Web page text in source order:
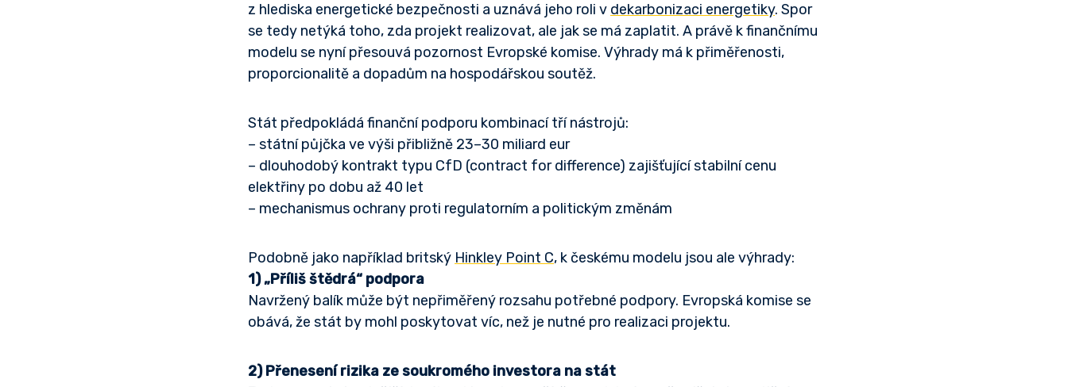
z hlediska energetické bezpečnosti a uznává jeho roli v dekarbonizaci energetiky. Spor
se tedy netýká toho, zda projekt realizovat, ale jak se má zaplatit. A právě k finančnímu
modelu se nyní přesouvá pozornost Evropské komise. Výhrady má k přiměřenosti,
proporcionalitě a dopadům na hospodářskou soutěž.
Stát předpokládá finanční podporu kombinací tří nástrojů:
– státní půjčka ve výši přibližně 23–30 miliard eur
– dlouhodobý kontrakt typu CfD (contract for difference) zajišťující stabilní cenu
elektřiny po dobu až 40 let
– mechanismus ochrany proti regulatorním a politickým změnám
Podobně jako například britský Hinkley Point C, k českému modelu jsou ale výhrady:
1) „Příliš štědrá“ podpora
Navržený balík může být nepřiměřený rozsahu potřebné podpory. Evropská komise se
obává, že stát by mohl poskytovat víc, než je nutné pro realizaci projektu.
2) Přenesení rizika ze soukromého investora na stát